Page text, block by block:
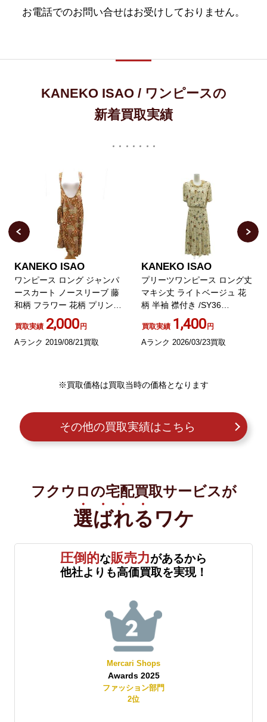
お電話でのお問い合せはお受けしておりません。
KANEKO ISAO / ワンピースの
新着買取実績
KANEKO ISAO
ワンピース ロング ジャンパ
ースカート ノースリーブ 藤
和柄 フラワー 花柄 プリント
茶 ブラウン M
買取実績 2,000円
Aランク 2019/08/21買取
KANEKO ISAO
プリーツワンピース ロング丈
マキシ丈 ライトベージュ 花
柄 半袖 襟付き /SY36
買取実績 1,400円
Aランク 2026/03/23買取
※買取価格は買取当時の価格となります
その他の買取実績はこちら
フクウロの宅配買取サービスが
選ばれる ワケ
圧倒的な販売力があるから
他社よりも高価買取を実現！
Mercari Shops
Awards 2025
ファッション部門
2位